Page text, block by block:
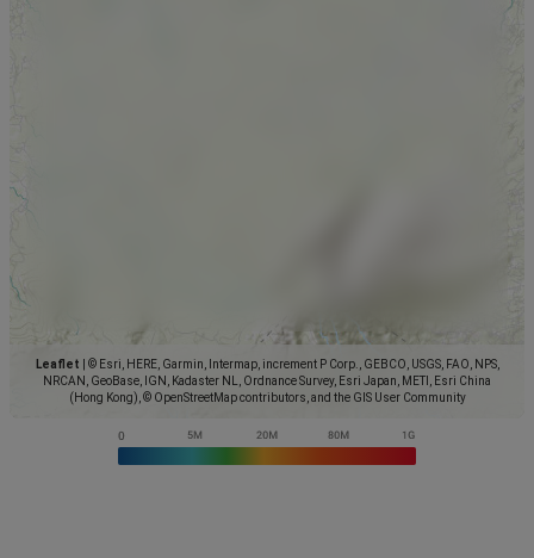
Leaflet
© Esri, HERE, Garmin, Intermap, increment P Corp., GEBCO, USGS, FAO, NPS,
NRCAN, GeoBase, IGN, Kadaster NL, Ordnance Survey, Esri Japan, METI, Esri China
(Hong Kong), © OpenStreetMap contributors, and the GIS User Community